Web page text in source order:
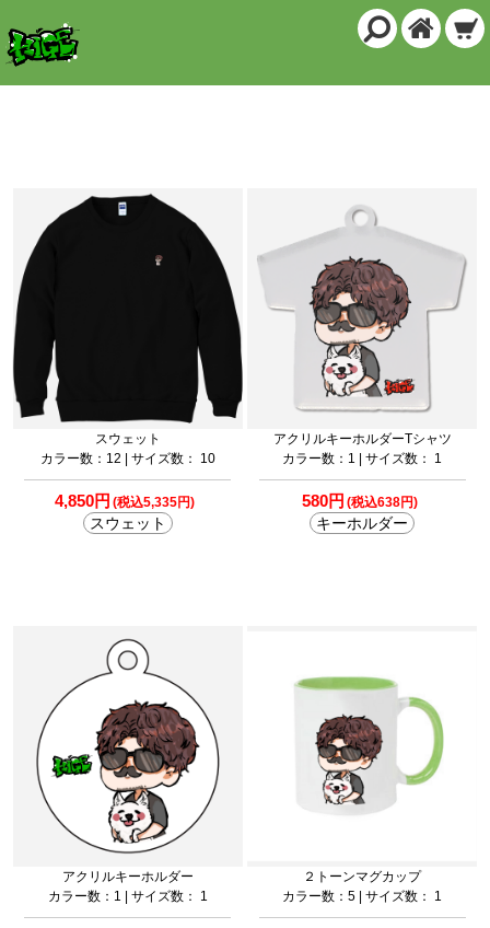
スウェット
カラー数：12 | サイズ数： 10
4,850円 (税込5,335円)
スウェット
アクリルキーホルダーTシャツ
カラー数：1 | サイズ数： 1
580円 (税込638円)
キーホルダー
アクリルキーホルダー
カラー数：1 | サイズ数： 1
２トーンマグカップ
カラー数：5 | サイズ数： 1